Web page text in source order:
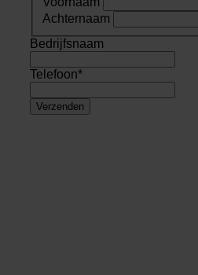
Achternaam
Bedrijfsnaam
Telefoon*